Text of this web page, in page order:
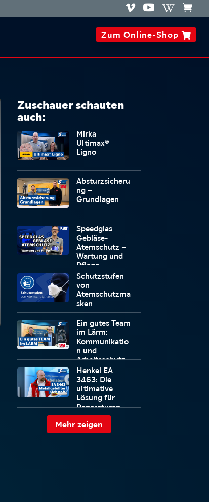
   
Zum Online-Shop 
Zuschauer schauten
auch:
Mirka
Ultimax®
Ligno
Absturzsicheru
ng –
Grundlagen
Speedglas
Gebläse-
Atemschutz –
Wartung und
Pflege
Schutzstufen
von
Atemschutzma
sken
Ein gutes Team
im Lärm:
Kommunikatio
n und
Arbeitsschutz
optimiert!
Henkel EA
3463: Die
ultimative
Lösung für
Reparaturen
und Wartung
Mehr zeigen